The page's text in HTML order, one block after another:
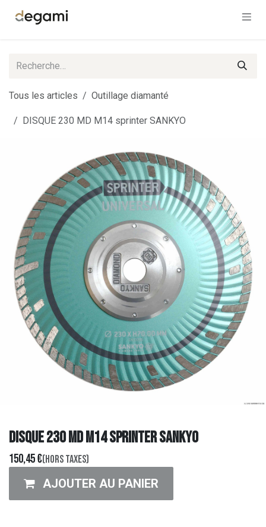
Tous les articles Outillage diamanté
DISQUE 230 MD M14 sprinter SANKYO
DISQUE 230 MD M14 sprinter SANKYO
150,45€(Hors taxes)
AJOUTER AU PANIER